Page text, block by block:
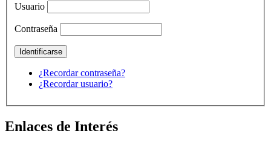
Usuario
Contraseña
¿Recordar contraseña?
¿Recordar usuario?
Enlaces de Interés